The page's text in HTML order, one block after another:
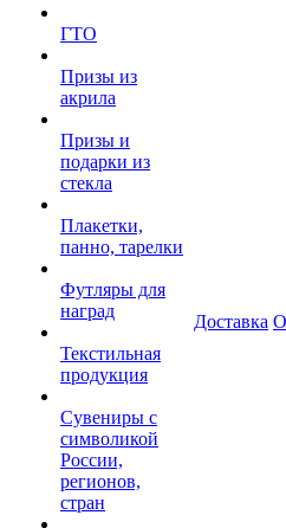
ГТО
Призы из
акрила
Призы и
подарки из
стекла
Плакетки,
панно, тарелки
Футляры для
наград
Текстильная
продукция
Сувениры с
символикой
России,
регионов,
стран
Доставка